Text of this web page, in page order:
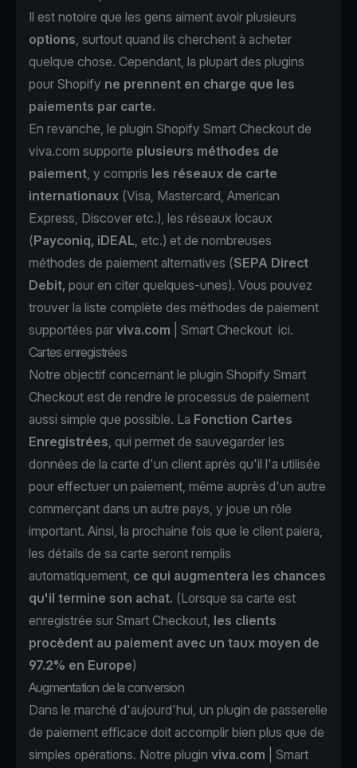
Il est notoire que les gens aiment avoir plusieurs
options, surtout quand ils cherchent à acheter
quelque chose. Cependant, la plupart des plugins
pour Shopify ne prennent en charge que les
paiements par carte.
En revanche, le plugin Shopify Smart Checkout de
viva.com supporte plusieurs méthodes de
paiement, y compris les réseaux de carte
internationaux (Visa, Mastercard, American
Express, Discover etc.), les réseaux locaux
(Payconiq, iDEAL, etc.) et de nombreuses
méthodes de paiement alternatives (SEPA Direct
Debit, pour en citer quelques-unes). Vous pouvez
trouver la liste complète des méthodes de paiement
supportées par viva.com | Smart Checkout ici.
Cartes enregistrées
Notre objectif concernant le plugin Shopify Smart
Checkout est de rendre le processus de paiement
aussi simple que possible. La Fonction Cartes
Enregistrées, qui permet de sauvegarder les
données de la carte d'un client après qu'il l'a utilisée
pour effectuer un paiement, même auprès d'un autre
commerçant dans un autre pays, y joue un rôle
important. Ainsi, la prochaine fois que le client paiera,
les détails de sa carte seront remplis
automatiquement, ce qui augmentera les chances
qu'il termine son achat. (Lorsque sa carte est
enregistrée sur Smart Checkout, les clients
procèdent au paiement avec un taux moyen de
97.2% en Europe)
Augmentation de la conversion
Dans le marché d'aujourd'hui, un plugin de passerelle
de paiement efficace doit accomplir bien plus que de
simples opérations. Notre plugin viva.com | Smart